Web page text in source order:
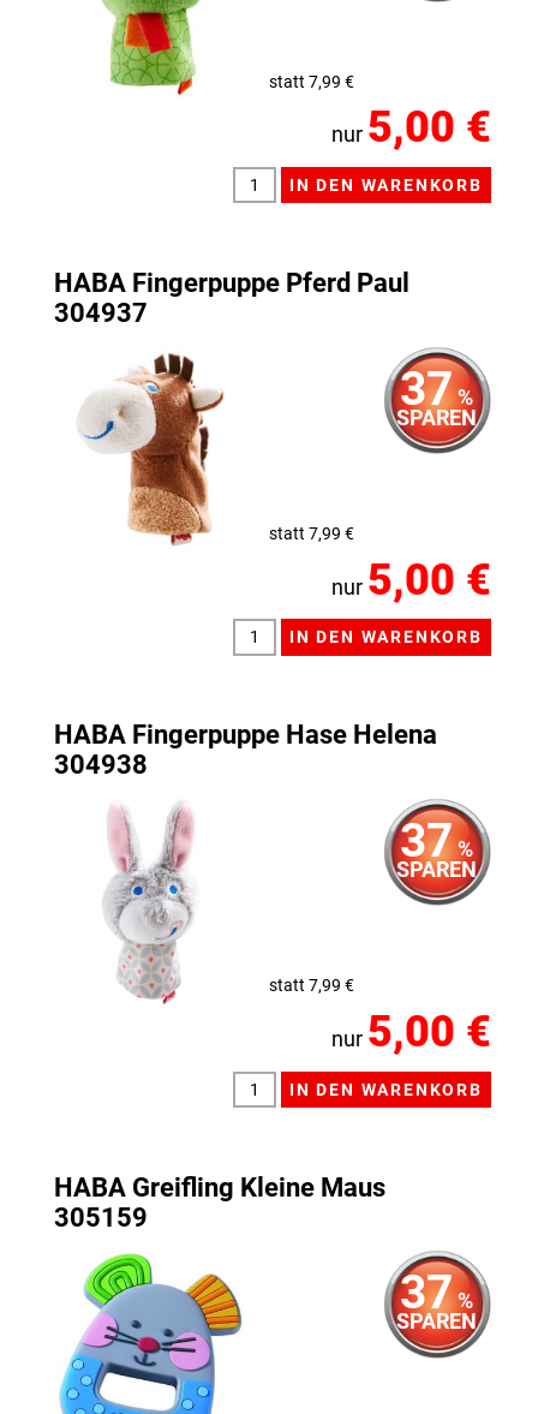
statt 7,99 €
nur 5,00 €
HABA Fingerpuppe Pferd Paul
304937
37 %
SPAREN
statt 7,99 €
nur 5,00 €
HABA Fingerpuppe Hase Helena
304938
37 %
SPAREN
statt 7,99 €
nur 5,00 €
HABA Greifling Kleine Maus
305159
37 %
SPAREN